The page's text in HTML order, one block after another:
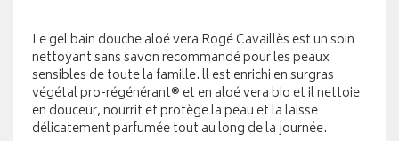
Le gel bain douche aloé vera Rogé Cavaillès est un soin
nettoyant sans savon recommandé pour les peaux
sensibles de toute la famille. ll est enrichi en surgras
végétal pro-régénérant® et en aloé vera bio et il nettoie
en douceur, nourrit et protège la peau et la laisse
délicatement parfumée tout au long de la journée.